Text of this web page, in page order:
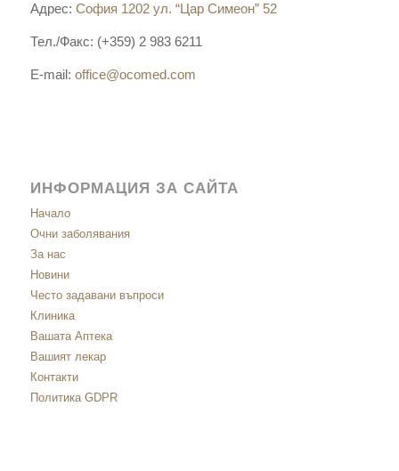
Адрес: София 1202 ул. “Цар Симеон” 52
Тел./Факс: (+359) 2 983 6211
E-mail: office@ocomed.com
ИНФОРМАЦИЯ ЗА САЙТА
Начало
Очни заболявания
За нас
Новини
Често задавани въпроси
Клиника
Вашата Аптека
Вашият лекар
Контакти
Политика GDPR